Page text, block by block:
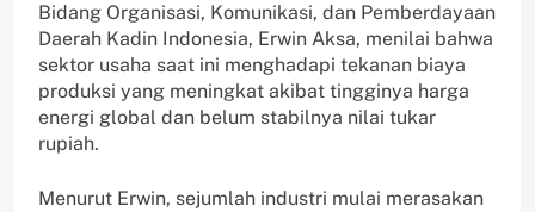
Bidang Organisasi, Komunikasi, dan Pemberdayaan
Daerah Kadin Indonesia, Erwin Aksa, menilai bahwa
sektor usaha saat ini menghadapi tekanan biaya
produksi yang meningkat akibat tingginya harga
energi global dan belum stabilnya nilai tukar
rupiah.
Menurut Erwin, sejumlah industri mulai merasakan